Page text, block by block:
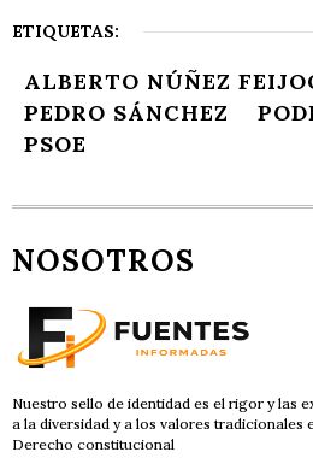
ETIQUETAS:
ALBERTO NÚÑEZ
PEDRO SÁNCHEZ
PSOE
NOSOTROS
Nuestro sello de identidad es el rigor y las
a la diversidad y a los valores tradicionales
Derecho constitucional